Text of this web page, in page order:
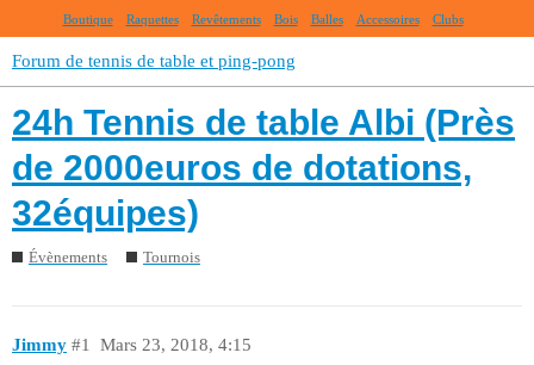
Boutique Raquettes Revêtements Bois Balles Accessoires Clubs
Forum de tennis de table et ping-pong
24h Tennis de table Albi (Près
de 2000euros de dotations,
32équipes)
Évènements Tournois
Jimmy Mars 23, 2018, 4:15
#1